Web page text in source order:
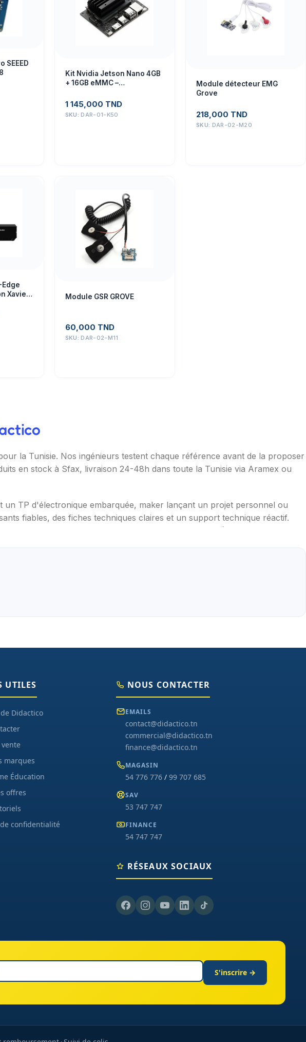
SEEED
Kit Nvidia Jetson Nano 4GB
+ 16GB eMMC –
1 145,000 TND
SKU: DAR-01-K50
Module détecteur EMG
Grove
218,000 TND
SKU: DAR-02-M20
Xavier
Module GSR GROVE
60,000 TND
SKU: DAR-02-M11
la Tunisie. Nos ingénieurs testent chaque référence avant de la proposer
en stock à Sfax, livraison 24-48h dans toute la Tunisie via Aramex ou
TP d'électronique embarquée, maker lançant un projet personnel ou
fiables, des fiches techniques claires et un support technique réactif.
UTILES
Didactico
vente
marques
Éducation
offres
confidentialité
NOUS CONTACTER
EMAILS
contact@didactico.tn
commercial@didactico.tn
finance@didactico.tn
MAGASIN
54 776 776/ 99 707 685
SAV
53 747 747
FINANCE
54 747 747
RÉSEAUX SOCIAUX
S'inscrire →